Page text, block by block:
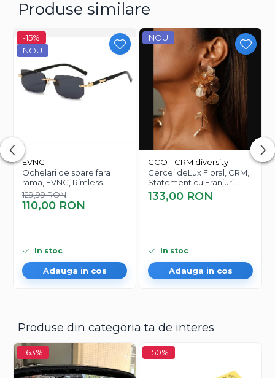
Produse similare
-15%
NOU
EVNC
Ochelari de soare fara
rama, EVNC, Rimless
Featherlight, unisex
129,99 RON
110,00 RON
In stoc
Adauga in cos
NOU
CCO - CRM diversity
Cercei deLux Floral, CRM,
Statement cu Franjuri
Elegante pentru Femei,
Auriu
133,00 RON
In stoc
Adauga in cos
Produse din categoria ta de interes
-63% -50%